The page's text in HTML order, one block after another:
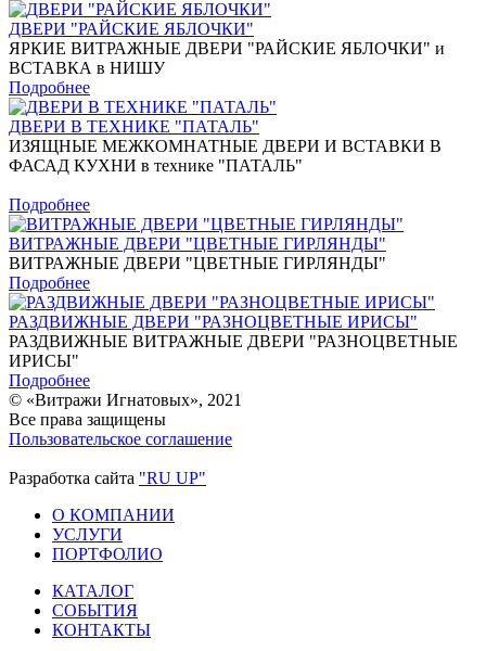
ДВЕРИ "РАЙСКИЕ ЯБЛОЧКИ"
ЯРКИЕ ВИТРАЖНЫЕ ДВЕРИ "РАЙСКИЕ ЯБЛОЧКИ" и
ВСТАВКА в НИШУ
Подробнее
ДВЕРИ В ТЕХНИКЕ "ПАТАЛЬ"
ИЗЯЩНЫЕ МЕЖКОМНАТНЫЕ ДВЕРИ И ВСТАВКИ В
ФАСАД КУХНИ в технике "ПАТАЛЬ"
Подробнее
ВИТРАЖНЫЕ ДВЕРИ "ЦВЕТНЫЕ ГИРЛЯНДЫ"
ВИТРАЖНЫЕ ДВЕРИ "ЦВЕТНЫЕ ГИРЛЯНДЫ"
Подробнее
РАЗДВИЖНЫЕ ДВЕРИ "РАЗНОЦВЕТНЫЕ ИРИСЫ"
РАЗДВИЖНЫЕ ВИТРАЖНЫЕ ДВЕРИ "РАЗНОЦВЕТНЫЕ
ИРИСЫ"
Подробнее
© «Витражи Игнатовых», 2021
Все права защищены
Пользовательское соглашение
Разработка сайта "RU UP"
О КОМПАНИИ
УСЛУГИ
ПОРТФОЛИО
КАТАЛОГ
СОБЫТИЯ
КОНТАКТЫ